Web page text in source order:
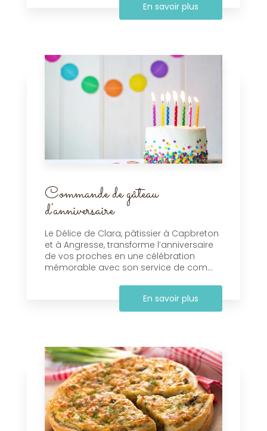
En savoir plus
Commande de gâteau
d'anniversaire
Le Délice de Clara, pâtissier à Capbreton
et à Angresse, transforme l’anniversaire
de vos proches en une célébration
mémorable avec son service de com...
En savoir plus